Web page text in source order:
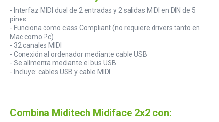
- Interfaz MIDI dual de 2 entradas y 2 salidas MIDI en DIN de 5
pines
- Funciona como class Compliant (no requiere drivers tanto en
Mac como Pc)
- 32 canales MIDI
- Conexión al ordenador mediante cable USB
- Se alimenta mediante el bus USB
- Incluye: cables USB y cable MIDI
Combina Miditech Midiface 2x2 con: